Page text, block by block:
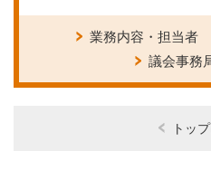
業務内容・担当者
議会事務
トッ